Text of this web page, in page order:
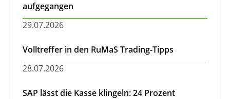
aufgegangen
29.07.2026
Volltreffer in den RuMaS Trading-Tipps
28.07.2026
SAP lässt die Kasse klingeln: 24 Prozent